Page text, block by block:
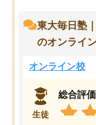
東大毎日塾
のオンライ
オンライン校
生徒
総合評価